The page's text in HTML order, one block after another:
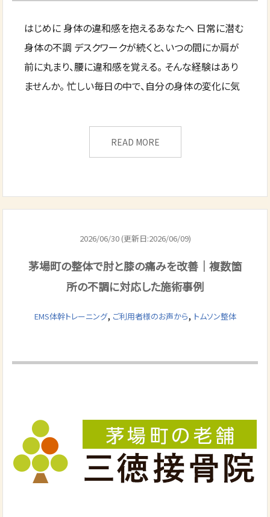
はじめに 身体の違和感を抱えるあなたへ 日常に潜む
身体の不調 デスクワークが続くと、いつの間にか肩が
前に丸まり、腰に違和感を覚える。 そんな経験はあり
ませんか。 忙しい毎日の中で、自分の身体の変化に気
READ MORE
2026/06/30 (更新日:2026/06/09)
茅場町の整体で肘と膝の痛みを改善｜複数箇
所の不調に対応した施術事例
EMS体幹トレーニング, ご利用者様のお声から, トムソン整体